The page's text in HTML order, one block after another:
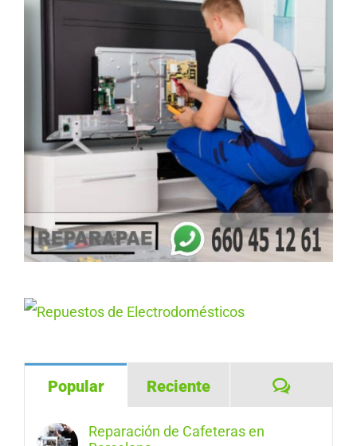
Popular Reciente
Reparación de Cafeteras en